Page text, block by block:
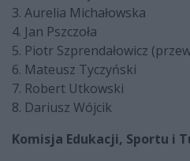
3. Aurelia Michałowska
4. Jan Pszczoła
5. Piotr Szprendałowicz
6. Mateusz Tyczyński
7. Robert Utkowski
8. Dariusz Wójcik
Komisja Edukacji, Sportu i